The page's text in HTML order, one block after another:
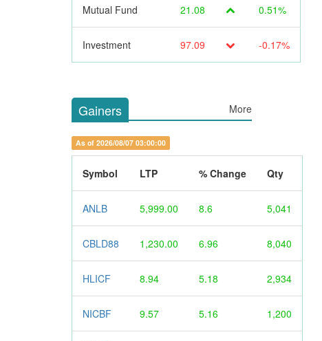
Mutual Fund 21.08 0.51%
Investment 97.09 -0.17%
Gainers More
As of 2026/08/07 03:00:00
Symbol LTP % Change Qty
ANLB 5,999.00 8.6 5,041
CBLD88 1,230.00 6.96 8,040
HLICF 8.94 5.18 2,934
NICBF 9.57 5.16 1,200